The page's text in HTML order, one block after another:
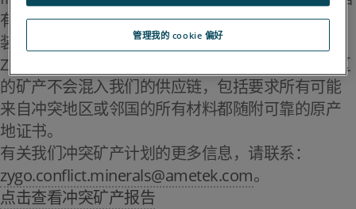
有会直接或间接为刚果民主共和国或毗邻国家的武
装团体提供资金或使其受益的冲突矿产。
Zygo 公司和 AMETEK, Inc. 将全力确保来自冲突地区
的矿产不会混入我们的供应链，包括要求所有可能
来自冲突地区或邻国的所有材料都随附可靠的原产
地证书。
有关我们冲突矿产计划的更多信息，请联系：
zygo.conflict.minerals@ametek.com。
点击查看冲突矿产报告
管理我的 cookie 偏好